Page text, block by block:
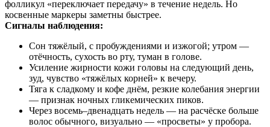
фолликул «переключает передачу» в течение недель. Но
косвенные маркеры заметны быстрее.
Сигналы наблюдения:
Сон тяжёлый, с пробуждениями и изжогой; утром —
отёчность, сухость во рту, туман в голове.
Усиление жирности кожи головы на следующий день,
зуд, чувство «тяжёлых корней» к вечеру.
Тяга к сладкому и кофе днём, резкие колебания энергии
— признак ночных гликемических пиков.
Через восемь–двенадцать недель — на расчёске больше
волос обычного, визуально — «просветы» у пробора.